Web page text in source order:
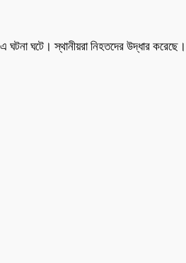
ঘটনা ঘটে। স্থানীয়রা নিহতদের উদ্ধার